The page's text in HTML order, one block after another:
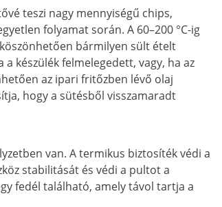
teszi nagy mennyiségű chips,
folyamat során. A 60–200 °C-ig
bármilyen sült ételt
készülék felmelegedett, vagy, ha az
az ipari fritőzben lévő olaj
hogy a sütésből visszamaradt
van. A termikus biztosíték védi a
stabilitását és védi a pultot a
fedél található, amely távol tartja a